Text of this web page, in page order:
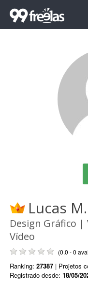
Lucas M.
Design Gráfico
Vídeo
(0.0 - 0
Ranking: 27387 | Projetos
Registrado desde: 18/05/